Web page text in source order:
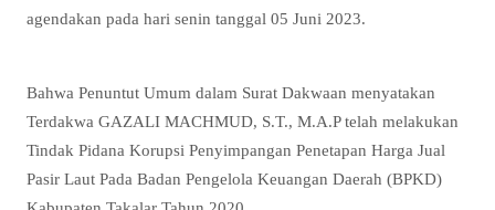
agendakan pada hari senin tanggal 05 Juni 2023.
Bahwa Penuntut Umum dalam Surat Dakwaan menyatakan
Terdakwa GAZALI MACHMUD, S.T., M.A.P telah melakukan
Tindak Pidana Korupsi Penyimpangan Penetapan Harga Jual
Pasir Laut Pada Badan Pengelola Keuangan Daerah (BPKD)